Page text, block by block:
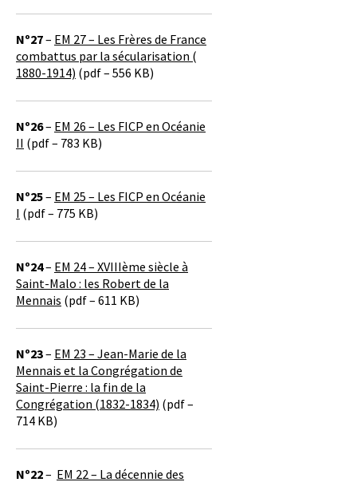
Nº27– EM 27 – Les Frères de France
combattus par la sécularisation (
1880-1914) (pdf – 556 KB)
Nº26– EM 26 – Les FICP en Océanie
II (pdf – 783 KB)
Nº25– EM 25 – Les FICP en Océanie
I (pdf – 775 KB)
Nº24– EM 24 – XVIIIème siècle à
Saint-Malo : les Robert de la
Mennais (pdf – 611 KB)
Nº23– EM 23 – Jean-Marie de la
Mennais et la Congrégation de
Saint-Pierre : la fin de la
Congrégation (1832-1834) (pdf –
714 KB)
Nº22– EM 22 – La décennie des